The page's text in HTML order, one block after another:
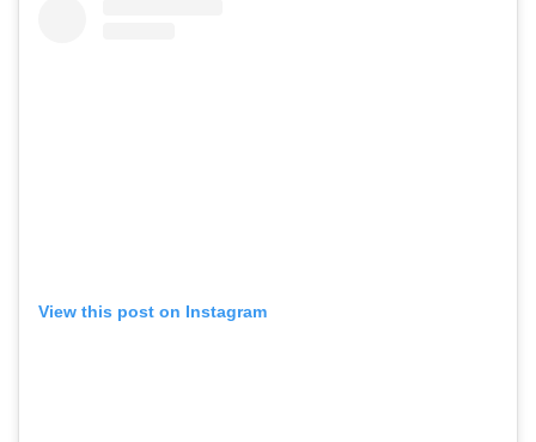
View this post on Instagram